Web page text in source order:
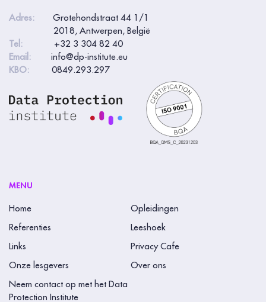
e
s
b
n
t
a
t
v
e
Adres:
Grotehondstraat 44 1/1
2018, Antwerpen, België
Tel:
+32 3 304 82 40
Email:
info@dp-institute.eu
KBO:
0849.293.297
MENU
Home Opleidingen
Referenties Leeshoek
Links Privacy Cafe
Onze lesgevers Over ons
Neem contact op met het Data
Protection Institute